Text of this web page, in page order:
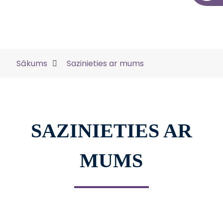
Sākums Sazinieties ar mums
SAZINIETIES AR
MUMS